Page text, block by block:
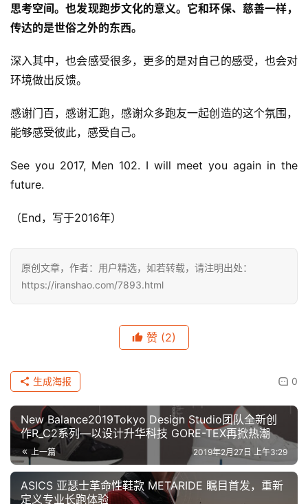
思考空间。也发现跑步文化的意义。它和环保、慈善一样，
传达的是世俗之外的东西。
深入其中，也会感受很多，更多的是对自己的感受，也会对
环境做出反馈。
感谢门百，感谢汇跑，感谢众多跑友一起创造的这个氛围，
能够感受彼此，感受自己。
See you 2017, Men 102. I will meet you again in the
future.
（End，写于2016年）
原创文章，作者：用户精选，如若转载，请注明出处：
https://iranshao.com/7893.html
赞 (2)
0
生成海报
New Balance2019Tokyo Design Studio团队全新创
作R_C2系列—以设计升华科技 GORE-TEX再掀热潮
上一篇 2019年2月27日 上午3:29
ASICS 亚瑟士革命性鞋款 METARIDE 瞩目首发，重新
定义专业长跑体验